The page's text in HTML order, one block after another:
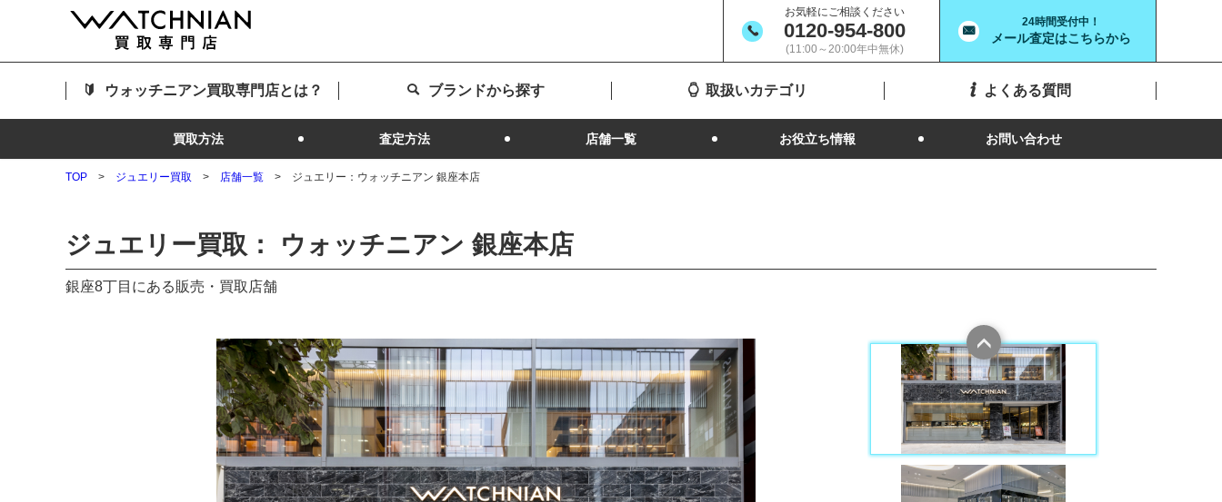
お気軽にご相談ください
0120-954-800
(11:00～20:00年中無休)
24時間受付中！
メール査定はこちらから
ウォッチニアン買取専門店とは？ ブランドから探す 取扱いカテゴリ よくある質問
買取方法 査定方法 店舗一覧 お役立ち情報 お問い合わせ
TOP ジュエリー買取 店舗一覧 ジュエリー：ウォッチニアン 銀座本店
ジュエリー買取： ウォッチニアン 銀座本店
銀座8丁目にある販売・買取店舗